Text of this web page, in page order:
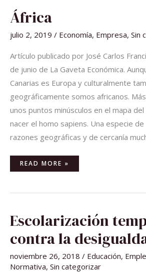
África
julio 2, 2019 / Economía, Empresa, Sin
Artículo publicado por José Carlos
de junio de La Gaveta Económica.
Canarias es Europa y culturalmente
geográficamente somos africanos.
unos puntos minúsculos en el mapa
nacer el homo sapiens. Una especie
razones geográficas y de cercanía
ÁFRICA
READ MORE »
Escolarización
contra la
noviembre 26, 2018 / Educación,
Normativa, Sin categorizar
ESCOLARIZACIÓN
TEMPRANA
CONTRA
DESIGUALDAD